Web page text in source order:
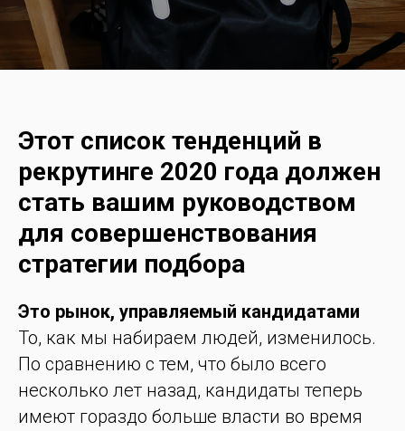
Этот список тенденций в
рекрутинге 2020 года должен
стать вашим руководством
для совершенствования
стратегии подбора
Это рынок, управляемый кандидатами
То, как мы набираем людей, изменилось.
По сравнению с тем, что было всего
несколько лет назад, кандидаты теперь
имеют гораздо больше власти во время